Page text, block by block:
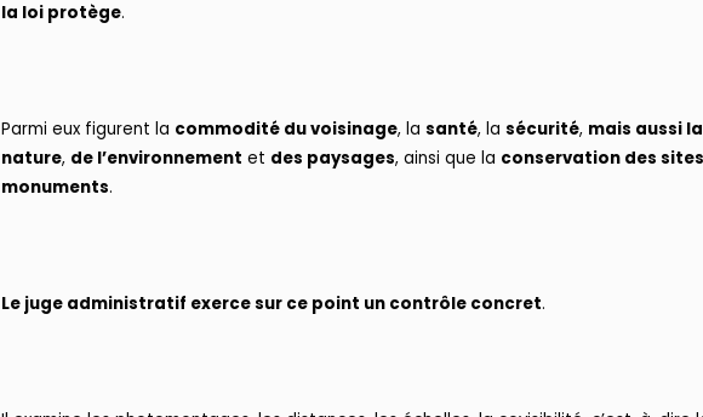
la loi protège.
Parmi eux figurent la commodité du voisinage, la santé, la sécurité, mais aussi
nature, de l’environnement et des paysages, ainsi que la conservation des
monuments.
Le juge administratif exerce sur ce point un contrôle concret.